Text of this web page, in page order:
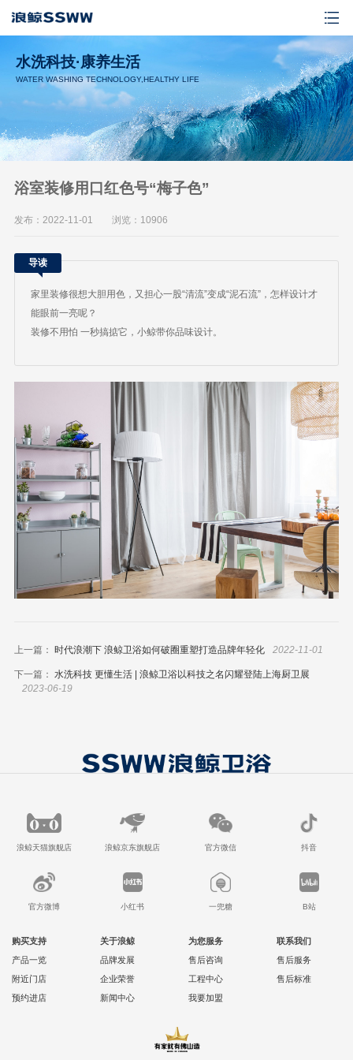
水洗科技·康养生活
WATER WASHING TECHNOLOGY,HEALTHY LIFE
浴室装修用口红色号“梅子色”
发布：2022-11-01 浏览：10906
导读
家里装修很想大胆用色，又担心一股“清流”变成“泥石流”，怎样设计才
能眼前一亮呢？
装修不用怕 一秒搞掂它，小鲸带你品味设计。
上一篇： 时代浪潮下 浪鲸卫浴如何破圈重塑打造品牌年轻化 2022-11-01
下一篇： 水洗科技 更懂生活 | 浪鲸卫浴以科技之名闪耀登陆上海厨卫展
2023-06-19
浪鲸天猫旗舰店 浪鲸京东旗舰店 官方微信 抖音
官方微博 小红书 一兜糖 B站
购买支持
产品一览
附近门店
预约进店
关于浪鲸
品牌发展
企业荣誉
新闻中心
为您服务
售后咨询
工程中心
我要加盟
联系我们
售后服务
售后标准